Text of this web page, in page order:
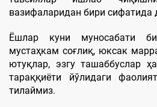
вазифаларидан бири сифатида
Ёшлар куни муносабати
мустаҳкам соғлиқ, юксак
ютуқлар, эзгу ташаббуслар
тараққиёти йўлидаги
тилаймиз.